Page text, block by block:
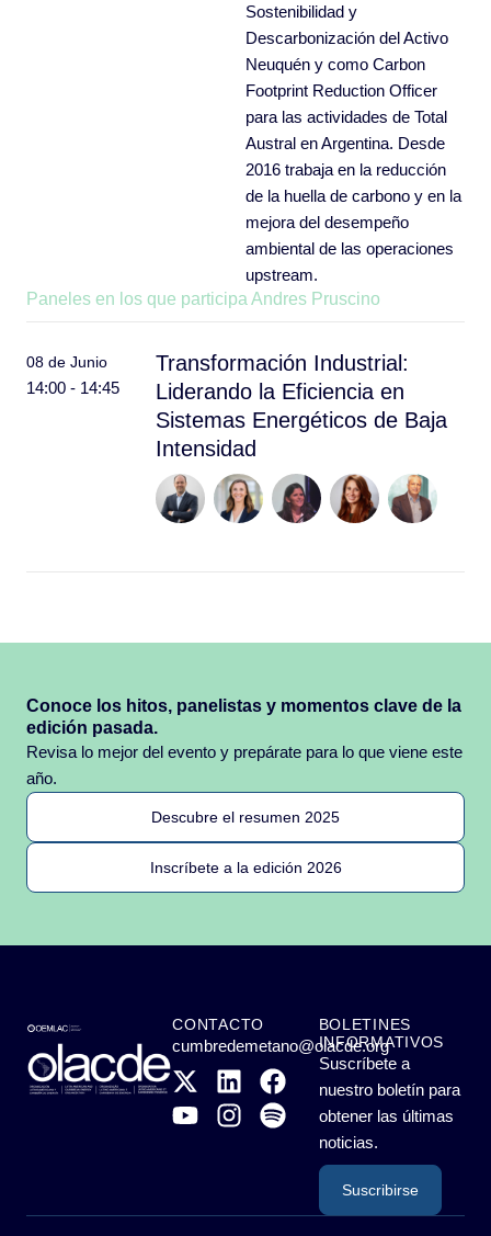
Sostenibilidad y
Descarbonización del Activo
Neuquén y como Carbon
Footprint Reduction Officer
para las actividades de Total
Austral en Argentina. Desde
2016 trabaja en la reducción
de la huella de carbono y en la
mejora del desempeño
ambiental de las operaciones
upstream.
Paneles en los que participa Andres Pruscino
08 de Junio
14:00 - 14:45
Transformación Industrial:
Liderando la Eficiencia en
Sistemas Energéticos de Baja
Intensidad
Conoce los hitos, panelistas y momentos clave de la
edición pasada.
Revisa lo mejor del evento y prepárate para lo que viene este
año.
Descubre el resumen 2025
Inscríbete a la edición 2026
CONTACTO
cumbredemetano@olacde.org
BOLETINES
INFORMATIVOS
Suscríbete a
nuestro boletín para
obtener las últimas
noticias.
Suscribirse